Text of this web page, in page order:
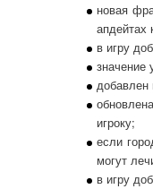
новая
апдейтах
в игру
значение
добавлен
игроку;
если
могут
в игру